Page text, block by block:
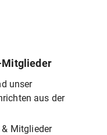
Mitglieder
unser
aus der
Mitglieder